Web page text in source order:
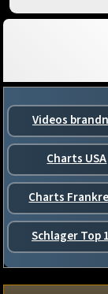
Videos
Charts USA
Charts
Schlager Top